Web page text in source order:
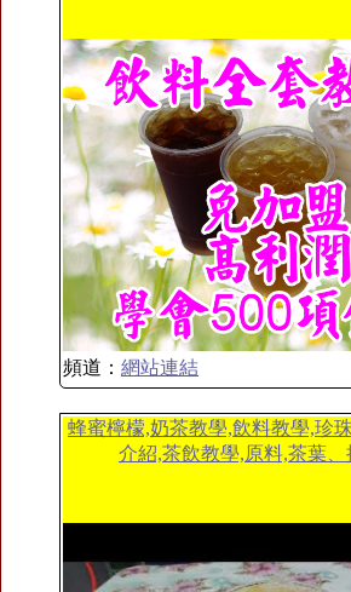
頻道： 網站連結
蜂蜜檸檬,奶茶教學,飲料教學,珍
介紹,茶飲教學,原料,茶葉